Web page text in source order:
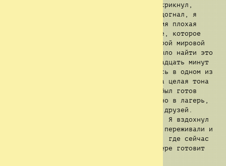
Заметив, что она отошла от лагеря, я крикнул,
чтобы она подождала меня. Когда я её догнал, я
сказал, что покидать лагерь в это время плохая
идея, а она рассказала мне о сокровище, которое
запрятано где-то в лесу со времён второй мировой
войны, и тут я загорелся. Мне нужно было найти это
сокровище. По лесу мы шли примерно двадцать минут
до тех пор, пока что-то не зашевелилось в одном из
кустов. Мы перепугались, меня посещала целая тона
мыслей. Медведи? Волки? Олени? Я уже был готов
взять Кэтрин за руку и побежать обратно в лагерь,
но когда я обернулся, то увидел наших друзей.
Эндрю, Рида и Джесс, если быть точным. Я вздохнул
с облегчением. Они сказали, что очень переживали и
пошли нас искать. Я тут же спросил их, где сейчас
Микайла, и они сказали, что она в лагере готовит